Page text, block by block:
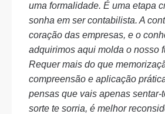
uma formalidade. É uma etapa
sonha em ser contabilista. A
coração das empresas, e o
adquirimos aqui molda o nosso
Requer mais do que
compreensão e aplicação
pensas que vais apenas sentar-
sorte te sorria, é melhor